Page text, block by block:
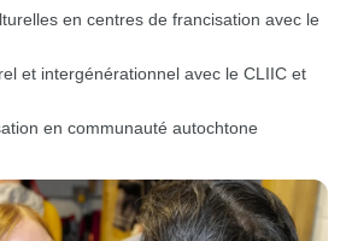
en centres de francisation avec le
et intergénérationnel avec le CLIIC et
en communauté autochtone